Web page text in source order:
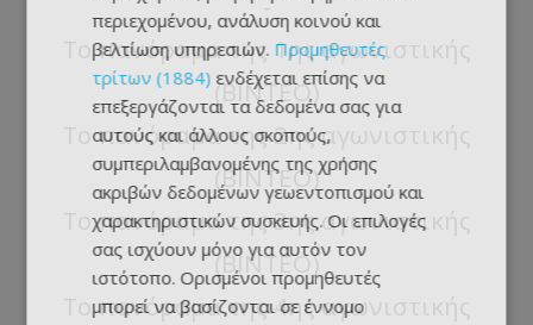
Το πανόραμα της 1ης αγωνιστικής
(ΒΙΝΤΕΟ)
Το πανόραμα της 2ης αγωνιστικής
(ΒΙΝΤΕΟ)
Το πανόραμα της 3ης αγωνιστικής
(ΒΙΝΤΕΟ)
Το πανόραμα της 4ης αγωνιστικής
περιεχομένου, ανάλυση κοινού και
βελτίωση υπηρεσιών. Προμηθευτές
τρίτων (1884) ενδέχεται επίσης να
επεξεργάζονται τα δεδομένα σας για
αυτούς και άλλους σκοπούς,
συμπεριλαμβανομένης της χρήσης
ακριβών δεδομένων γεωεντοπισμού και
χαρακτηριστικών συσκευής. Οι επιλογές
σας ισχύουν μόνο για αυτόν τον
ιστότοπο. Ορισμένοι προμηθευτές
μπορεί να βασίζονται σε έννομο